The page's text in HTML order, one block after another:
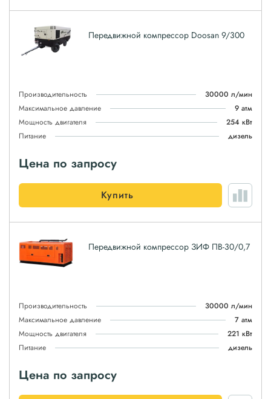
Передвижной компрессор Doosan 9/300
Производительность
30000 л/мин
Максимальное давление
9 атм
Мощность двигателя
254 кВт
Питание
дизель
Цена по запросу
Купить
Передвижной компрессор ЗИФ ПВ-30/0,7
Производительность
30000 л/мин
Максимальное давление
7 атм
Мощность двигателя
221 кВт
Питание
дизель
Цена по запросу